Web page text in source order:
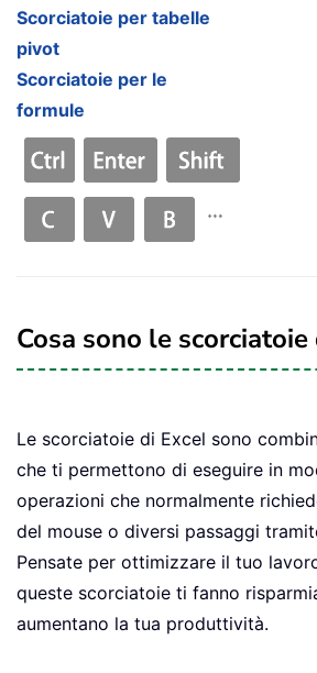
Scorciatoie per tabelle
pivot
Scorciatoie per le
formule
Cosa sono le scorciatoie
Le scorciatoie di Excel sono
che ti permettono di eseguire in
operazioni che normalmente
del mouse o diversi passaggi
Pensate per ottimizzare il tuo
queste scorciatoie ti fanno
aumentano la tua produttività.